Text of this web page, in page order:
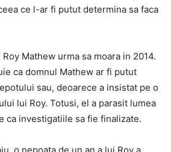
ce l-ar fi putut determina sa faca
Mathew urma sa moara in 2014.
ca domnul Mathew ar fi putut
sau, deoarece a insistat pe o
lui Roy. Totusi, el a parasit lumea
ca investigatiile sa fie finalizate.